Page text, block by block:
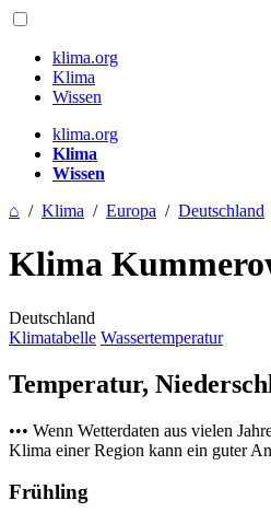
klima.org
Klima
Wissen
klima.org
Klima
Wissen
⌂ / Klima / Europa / Deutschland
Klima
Deutschland
Klimatabelle Wassertemperatur
Temperatur,
••• Wenn Wetterdaten aus vielen
Klima einer Region kann ein guter
Frühling